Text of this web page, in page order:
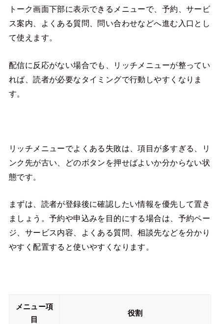
トーク画面下部に表示できるメニューで、予約、サービ
ス案内、よくある質問、問い合わせなどへ進む入口とし
て使えます。
配信に反応がない場合でも、リッチメニューが整ってい
れば、読者が必要なタイミングで行動しやすくなりま
す。
リッチメニューでよくある失敗は、項目が多すぎる、リ
ンク先が古い、どのボタンを押せばよいか分からない状
態です。
まずは、読者が登録後に確認したい情報を優先して置き
ましょう。予約や申込みを目的にする場合は、予約ペー
ジ、サービス内容、よくある質問、相談先などを分かり
やすく配置すると使いやすくなります。
メニュー項
目
役割